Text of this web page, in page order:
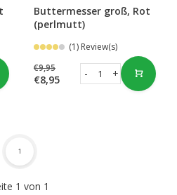
Buttermesser groß, Rot
(perlmutt)
(1) Review(s)
€9,95
€8,95 +
-
1 von 1
1